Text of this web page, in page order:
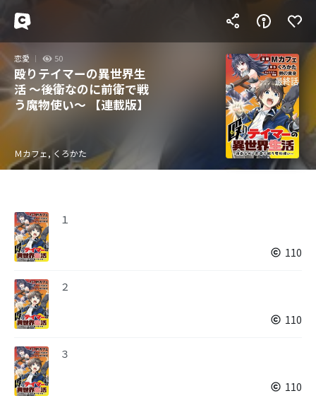
恋愛 50
殴りテイマーの異世界生
活 ～後衛なのに前衛で戦
う魔物使い～ 【連載版】
Ｍカフェ, くろかた
１
110
２
110
３
110